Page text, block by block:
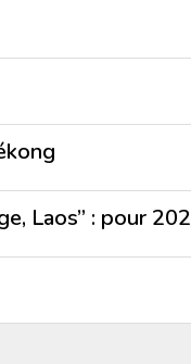
Laos” : pour